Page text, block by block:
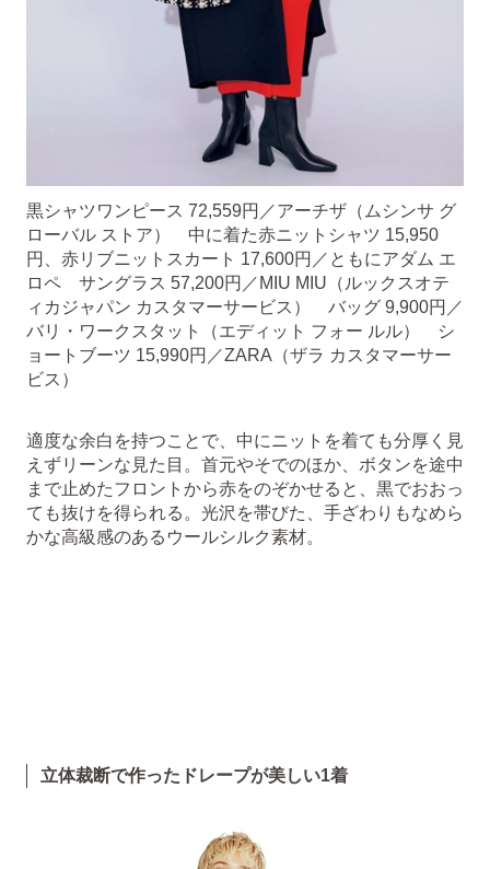
黒シャツワンピース 72,559円／アーチザ（ムシンサ グ
ローバル ストア） 中に着た赤ニットシャツ 15,950
円、赤リブニットスカート 17,600円／ともにアダム エ
ロペ サングラス 57,200円／MIU MIU（ルックスオテ
ィカジャパン カスタマーサービス） バッグ 9,900円／
バリ・ワークスタット（エディット フォー ルル） シ
ョートブーツ 15,990円／ZARA（ザラ カスタマーサー
ビス）
適度な余白を持つことで、中にニットを着ても分厚く見
えずリーンな見た目。首元やそでのほか、ボタンを途中
まで止めたフロントから赤をのぞかせると、黒でおおっ
ても抜けを得られる。光沢を帯びた、手ざわりもなめら
かな高級感のあるウールシルク素材。
立体裁断で作ったドレープが美しい1着